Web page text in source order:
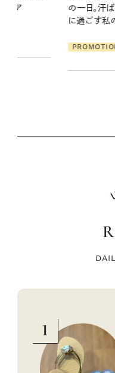
ごきげん」
やりジェル
地よくうる
1